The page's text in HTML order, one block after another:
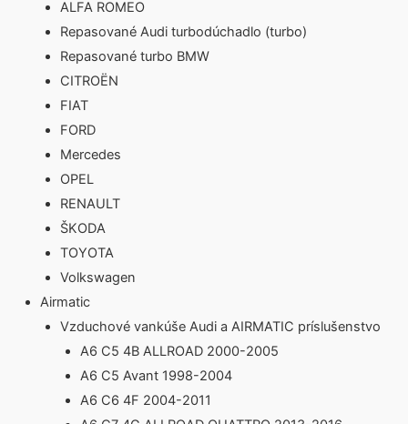
ALFA ROMEO
Repasované Audi turbodúchadlo (turbo)
Repasované turbo BMW
CITROËN
FIAT
FORD
Mercedes
OPEL
RENAULT
ŠKODA
TOYOTA
Volkswagen
Airmatic
Vzduchové vankúše Audi a AIRMATIC príslušenstvo
A6 C5 4B ALLROAD 2000-2005
A6 C5 Avant 1998-2004
A6 C6 4F 2004-2011